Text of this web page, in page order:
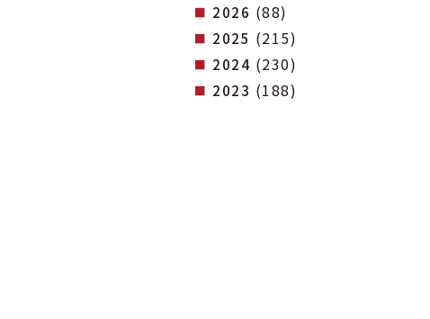
2026 (88)
2025 (215)
2024 (230)
2023 (188)